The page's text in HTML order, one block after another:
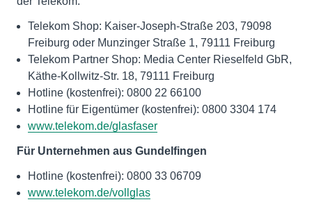
Telekom Shop: Kaiser-Joseph-Straße 203, 79098
Freiburg oder Munzinger Straße 1, 79111 Freiburg
Telekom Partner Shop: Media Center Rieselfeld GbR,
Käthe-Kollwitz-Str. 18, 79111 Freiburg
Hotline (kostenfrei): 0800 22 66100
Hotline für Eigentümer (kostenfrei): 0800 3304 174
www.telekom.de/glasfaser
Für Unternehmen aus Gundelfingen
Hotline (kostenfrei): 0800 33 06709
www.telekom.de/vollglas